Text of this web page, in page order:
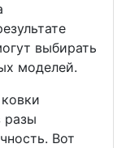
выбирать
моделей.
разы
Вот